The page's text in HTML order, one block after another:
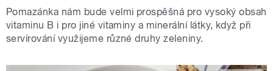
Pomazánka nám bude velmi prospěšná pro vysoký obsah
vitaminu B i pro jiné vitaminy a minerální látky, když při
servírování využijeme různé druhy zeleniny.